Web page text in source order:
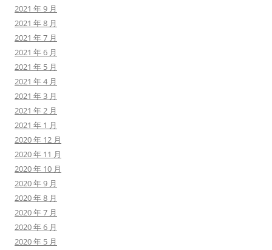
2021 年 9 月
2021 年 8 月
2021 年 7 月
2021 年 6 月
2021 年 5 月
2021 年 4 月
2021 年 3 月
2021 年 2 月
2021 年 1 月
2020 年 12 月
2020 年 11 月
2020 年 10 月
2020 年 9 月
2020 年 8 月
2020 年 7 月
2020 年 6 月
2020 年 5 月